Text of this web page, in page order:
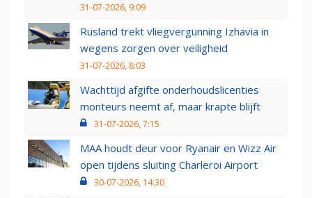
31-07-2026, 9:09
Rusland trekt vliegvergunning Izhavia in
wegens zorgen over veiligheid
31-07-2026, 8:03
Wachttijd afgifte onderhoudslicenties
monteurs neemt af, maar krapte blijft
31-07-2026, 7:15
MAA houdt deur voor Ryanair en Wizz Air
open tijdens sluiting Charleroi Airport
30-07-2026, 14:30